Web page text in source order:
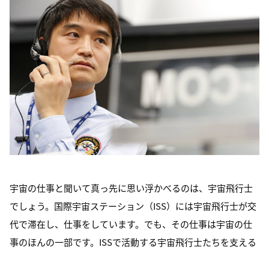
宇宙の仕事と聞いて真っ先に思い浮かべるのは、宇宙飛行士
でしょう。国際宇宙ステーション（ISS）には宇宙飛行士が交
代で滞在し、仕事をしています。でも、その仕事は宇宙の仕
事のほんの一部です。ISSで活動する宇宙飛行士たちを支える